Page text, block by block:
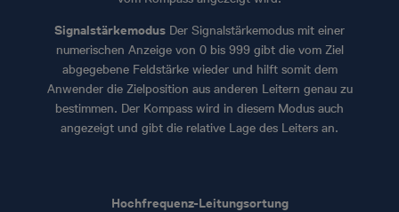
Signalstärkemodus Der Signalstärkemodus mit einer
numerischen Anzeige von 0 bis 999 gibt die vom Ziel
abgegebene Feldstärke wieder und hilft somit dem
Anwender die Zielposition aus anderen Leitern genau zu
bestimmen. Der Kompass wird in diesem Modus auch
angezeigt und gibt die relative Lage des Leiters an.
Hochfrequenz-Leitungsortung